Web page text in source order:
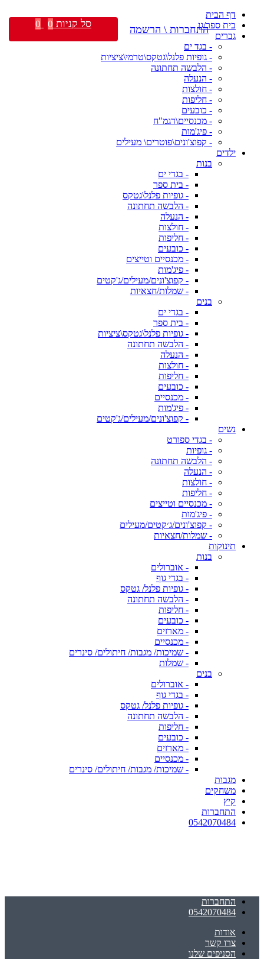
דף הבית
בית ספר/גן
גברים
- בגד ים
- גופיות פלנל\גטקס\טרמי\ציציות
- הלבשה תחתונה
- הנעלה
- חולצות
- חליפות
- כובעים
- מכנסיים\דגמ"ח
- פיג'מות
- קפוצ'ונים\פוטרים\ מעילים
ילדים
בנות
- בגדי ים
- בית ספר
- גופיות פלנל\גטקס
- הלבשה תחתונה
- הנעלה
- חולצות
- חליפות
- כובעים
- מכנסיים וטייצים
- פיג'מות
- קפוצ'ונים/מעילים/ג'קטים
- שמלות/חצאיות
בנים
- בגדי ים
- בית ספר
- גופיות פלנל\גטקס\ציציות
- הלבשה תחתונה
- הנעלה
- חולצות
- חליפות
- כובעים
- מכנסיים
- פיג'מות
- קפוצ'ונים/מעילים/ג'קטים
נשים
- בגדי ספורט
- גופיות
- הלבשה תחתונה
- הנעלה
- חולצות
- חליפות
- מכנסיים וטייצים
- פיג'מות
- קפוצ'ונים/ג׳קטים/מעילים
- שמלות/חצאיות
תינוקות
בנות
- אוברולים
- בגדי גוף
- גופיות פלנל/ גטקס
- הלבשה תחתונה
- חליפות
- כובעים
- מארזים
- מכנסיים
- שמיכות/ מגבות/ חיתולים/ סינרים
- שמלות
בנים
- אוברולים
- בגדי גוף
- גופיות פלנל/ גטקס
- הלבשה תחתונה
- חליפות
- כובעים
- מארזים
- מכנסיים
- שמיכות/ מגבות/ חיתולים/ סינרים
מגבות
משחקים
קיץ
התחברות
0542070484
התחברות
0542070484
אודות
צרו קשר
הסניפים שלנו
התחברות \ הרשמה סל קניות 0
0